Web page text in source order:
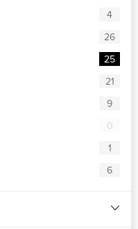
4
26
25
21
9
0
1
6